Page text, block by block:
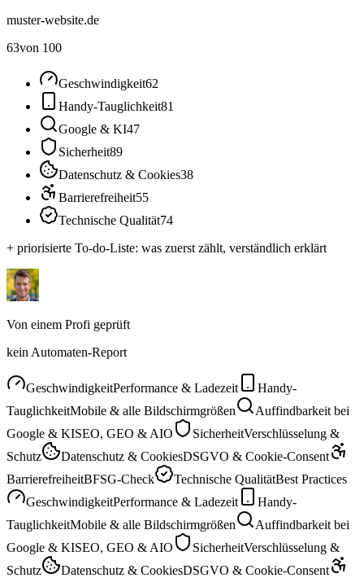
muster-website.de
63von 100
Geschwindigkeit62
Handy-Tauglichkeit81
Google & KI47
Sicherheit89
Datenschutz & Cookies38
Barrierefreiheit55
Technische Qualität74
+ priorisierte To-do-Liste: was zuerst zählt, verständlich erklärt
Von einem Profi geprüft
kein Automaten-Report
GeschwindigkeitPerformance & Ladezeit
Handy-
TauglichkeitMobile & alle Bildschirmgrößen
Auffindbarkeit bei
Google & KISEO, GEO & AIO SicherheitVerschlüsselung &
Schutz
Datenschutz & CookiesDSGVO & Cookie-Consent
BarrierefreiheitBFSG-Check Technische QualitätBest Practices
GeschwindigkeitPerformance & Ladezeit
Handy-
TauglichkeitMobile & alle Bildschirmgrößen
Auffindbarkeit bei
Google & KISEO, GEO & AIO SicherheitVerschlüsselung &
Schutz
Datenschutz & CookiesDSGVO & Cookie-Consent